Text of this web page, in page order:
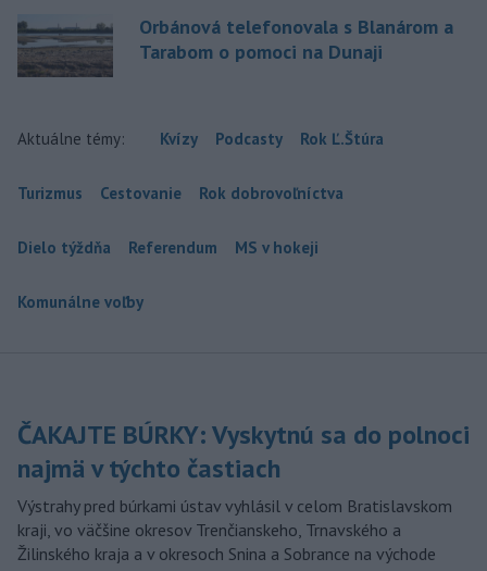
Orbánová telefonovala s Blanárom a
Tarabom o pomoci na Dunaji
Aktuálne témy: Kvízy Podcasty Rok Ľ.Štúra
Turizmus Cestovanie Rok dobrovoľníctva
Dielo týždňa Referendum MS v hokeji
Komunálne voľby
ČAKAJTE BÚRKY: Vyskytnú sa do polnoci
najmä v týchto častiach
Výstrahy pred búrkami ústav vyhlásil v celom Bratislavskom
kraji, vo väčšine okresov Trenčianskeho, Trnavského a
Žilinského kraja a v okresoch Snina a Sobrance na východe